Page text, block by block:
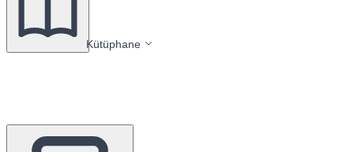
Kütüphane